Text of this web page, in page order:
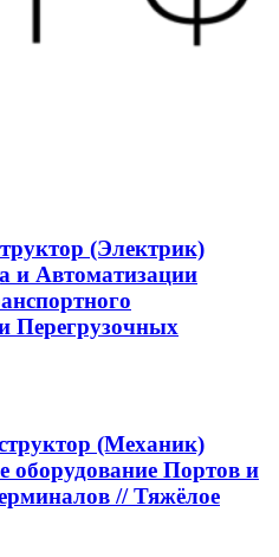
(Электрик)
и Автоматизации
Перегрузочных
(Механик)
оборудование Портов и
// Тяжёлое